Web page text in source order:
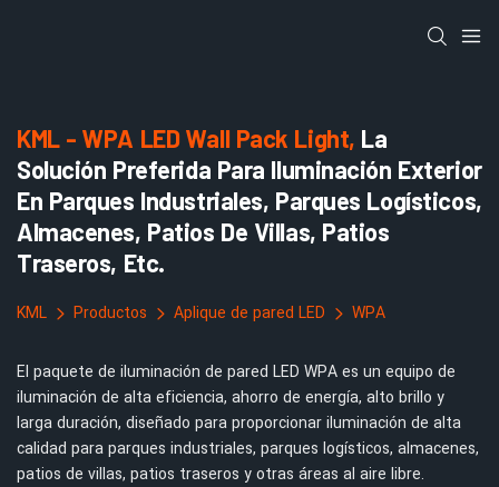
KML - WPA LED Wall Pack Light, La
Solución Preferida Para Iluminación Exterior
En Parques Industriales, Parques Logísticos,
Almacenes, Patios De Villas, Patios
Traseros, Etc.
KML Productos Aplique de pared LED WPA
El paquete de iluminación de pared LED WPA es un equipo de
iluminación de alta eficiencia, ahorro de energía, alto brillo y
larga duración, diseñado para proporcionar iluminación de alta
calidad para parques industriales, parques logísticos, almacenes,
patios de villas, patios traseros y otras áreas al aire libre.